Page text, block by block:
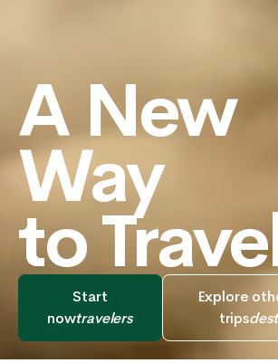
A New
Way
to
Start
nowtravelers
Explore
trips